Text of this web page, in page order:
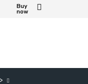
Buy
now